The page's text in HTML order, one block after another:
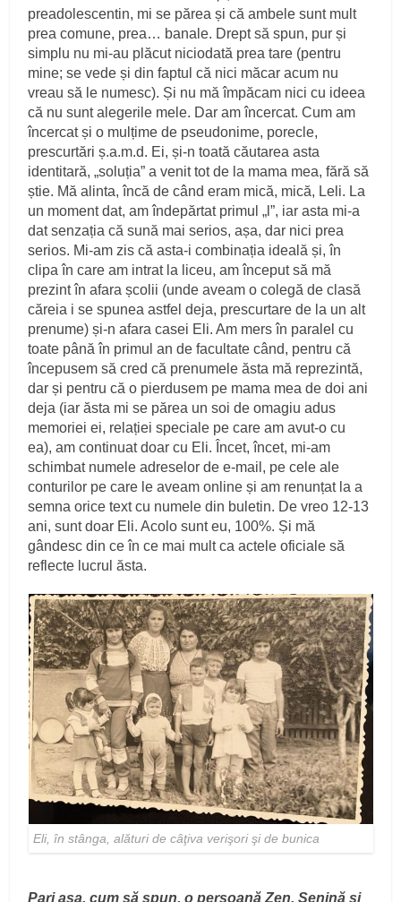
preadolescentin, mi se părea și că ambele sunt mult
prea comune, prea… banale. Drept să spun, pur și
simplu nu mi-au plăcut niciodată prea tare (pentru
mine; se vede și din faptul că nici măcar acum nu
vreau să le numesc). Și nu mă împăcam nici cu ideea
că nu sunt alegerile mele. Dar am încercat. Cum am
încercat și o mulțime de pseudonime, porecle,
prescurtări ș.a.m.d. Ei, și-n toată căutarea asta
identitară, „soluția” a venit tot de la mama mea, fără să
știe. Mă alinta, încă de când eram mică, mică, Leli. La
un moment dat, am îndepărtat primul „l”, iar asta mi-a
dat senzația că sună mai serios, așa, dar nici prea
serios. Mi-am zis că asta-i combinația ideală și, în
clipa în care am intrat la liceu, am început să mă
prezint în afara școlii (unde aveam o colegă de clasă
căreia i se spunea astfel deja, prescurtare de la un alt
prenume) și-n afara casei Eli. Am mers în paralel cu
toate până în primul an de facultate când, pentru că
începusem să cred că prenumele ăsta mă reprezintă,
dar și pentru că o pierdusem pe mama mea de doi ani
deja (iar ăsta mi se părea un soi de omagiu adus
memoriei ei, relației speciale pe care am avut-o cu
ea), am continuat doar cu Eli. Încet, încet, mi-am
schimbat numele adreselor de e-mail, pe cele ale
conturilor pe care le aveam online și am renunțat la a
semna orice text cu numele din buletin. De vreo 12-13
ani, sunt doar Eli. Acolo sunt eu, 100%. Și mă
gândesc din ce în ce mai mult ca actele oficiale să
reflecte lucrul ăsta.
Eli, în stânga, alături de câţiva verişori şi de bunica
Pari așa, cum să spun, o persoană Zen. Senină și